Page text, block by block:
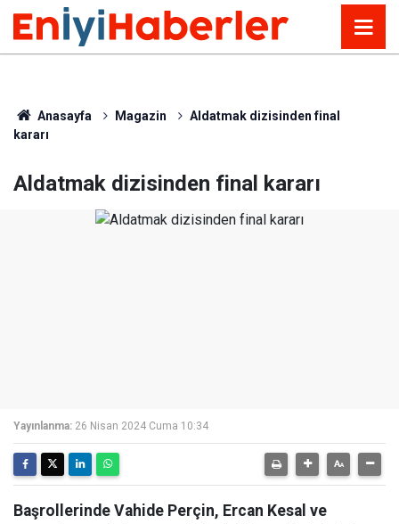
Anasayfa Magazin
Aldatmak dizisinden final
kararı
Aldatmak dizisinden final kararı
Yayınlanma: 26 Nisan 2024 Cuma 10:34
Başrollerinde Vahide Perçin, Ercan Kesal ve